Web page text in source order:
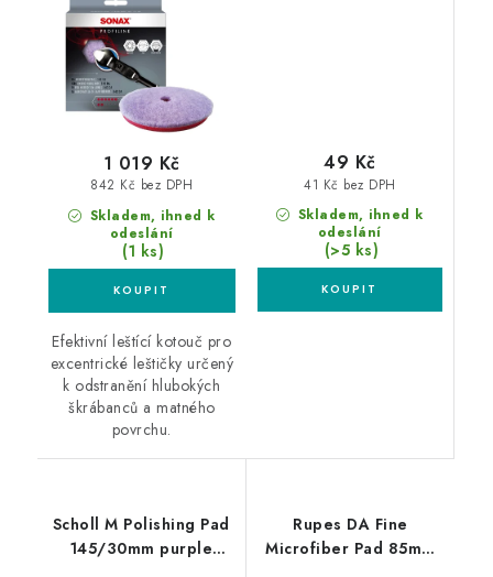
leštící kotouč
Skladem, ihned k
odeslání
(1 ks)
842 Kč bez DPH
1 019 Kč
Efektivní leštící kotouč pro
excentrické leštičky určený
k odstranění hlubokých
škrábanců a matného
povrchu.
Skladem, ihned k
odeslání
(>5 ks)
41 Kč bez DPH
49 Kč
Scholl M Polishing Pad
145/30mm purple
Rupes DA Fine
Microfiber Pad 85mm